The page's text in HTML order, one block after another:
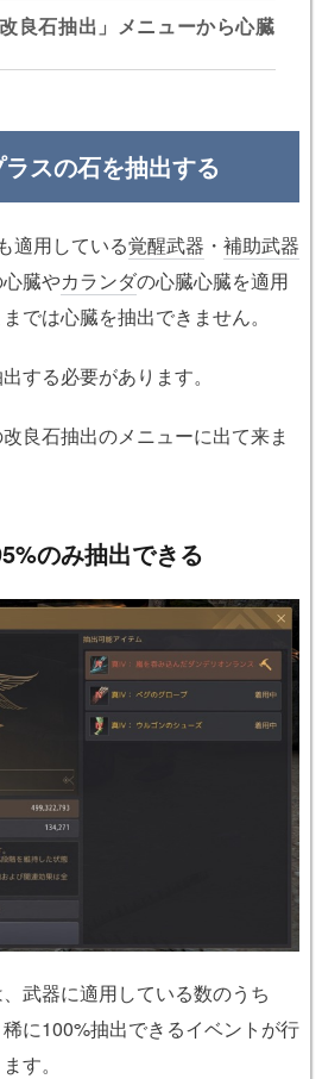
良石抽出」メニューから心臓
ラスの石を抽出する
適用している覚醒武器 ・ 補助武器
臓やカランダの心臓心臓を適用
では心臓を抽出できません。
する必要があります。
良石抽出のメニューに出て来ま
のみ抽出できる
武器に適用している数のうち
に100%抽出できるイベントが行
す。